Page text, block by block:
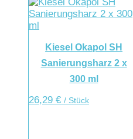
Kiesel Okapol SH
Sanierungsharz 2 x
300 ml
26,29 € / Stück